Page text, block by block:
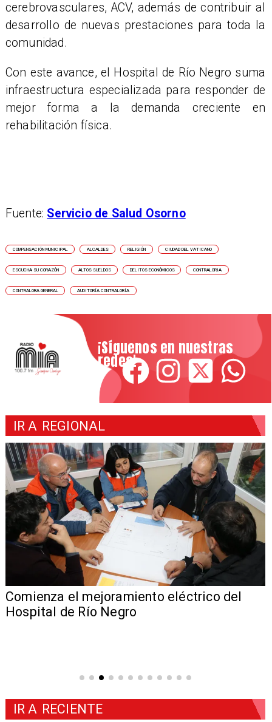
cerebrovasculares, ACV, además de contribuir al
desarrollo de nuevas prestaciones para toda la
comunidad.
Con este avance, el Hospital de Río Negro suma
infraestructura especializada para responder de
mejor forma a la demanda creciente en
rehabilitación física.
Fuente: Servicio de Salud Osorno
COMPENSACIÓN MUNICIPAL ALCALDES RELIGIÓN CIUDAD DEL VATICANO
ESCUCHA SU CORAZÓN ALTOS SUELDOS DELITOS ECONÓMICOS CONTRALORIA
CONTRALORA GENERAL AUDITORÍA CONTRALORÍA
¡Síguenos en nuestras
redes!
IR A REGIONAL
Comienza el mejoramiento eléctrico del
Hospital de Río Negro
IR A RECIENTE